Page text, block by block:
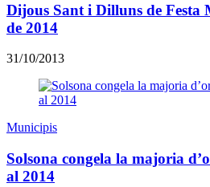
Dijous Sant i Dilluns de Festa
de 2014
31/10/2013
Municipis
Solsona congela la majoria
al 2014